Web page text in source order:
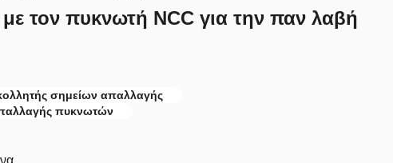
τον πυκνωτή NCC για την παν λαβή
σημείων απαλλαγής
πυκνωτών